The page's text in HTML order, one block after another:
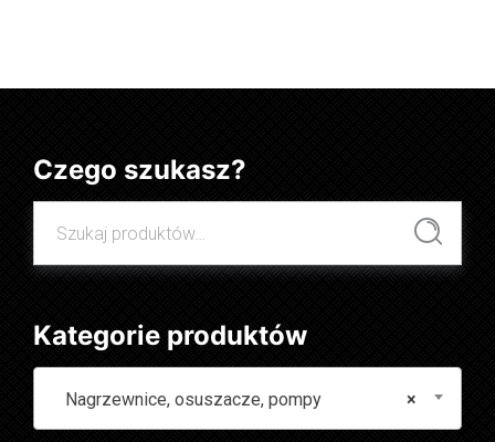
Czego szukasz?
Szukaj:
Szukaj
Kategorie produktów
×
Nagrzewnice, osuszacze, pompy